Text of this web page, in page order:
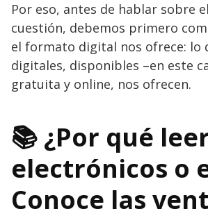
Por eso, antes de hablar sobre
cuestión, debemos primero
el formato digital nos ofrece: lo
digitales, disponibles –en este
gratuita y online, nos ofrecen.
📚 ¿Por qué
electrónicos o
Conoce las